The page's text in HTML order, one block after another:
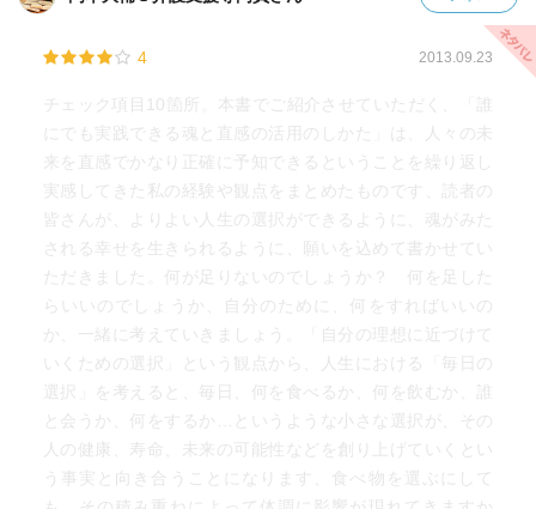
4 2013.09.23
チェック項目10箇所。本書でご紹介させていただく、「誰
にでも実践できる魂と直感の活用のしかた」は、人々の未
来を直感でかなり正確に予知できるということを繰り返し
実感してきた私の経験や観点をまとめたものです、読者の
皆さんが、よりよい人生の選択ができるように、魂がみた
される幸せを生きられるように、願いを込めて書かせてい
ただきました。何が足りないのでしょうか？ 何を足した
らいいのでしょうか、自分のために、何をすればいいの
か、一緒に考えていきましょう。「自分の理想に近づけて
いくための選択」という観点から、人生における「毎日の
選択」を考えると、毎日、何を食べるか、何を飲むか、誰
と会うか、何をするか…というような小さな選択が、その
人の健康、寿命、未来の可能性などを創り上げていくとい
う事実と向き合うことになります、食べ物を選ぶにして